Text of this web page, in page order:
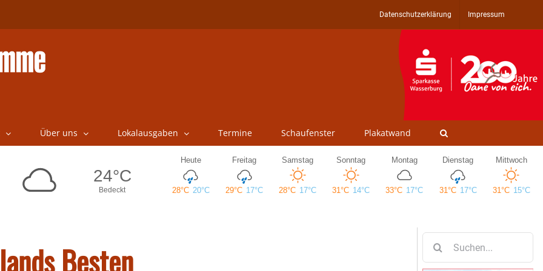
Datenschutzerklärung Impressum
Über uns Lokalausgaben Termine Schaufenster Plakatwand
Besten
nach: